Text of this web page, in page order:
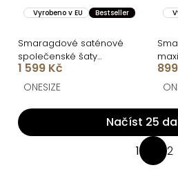
Vyrobeno v EU Bestseller
Smaragdové saténové
společenské šaty
SYCHAEUS bez ramínek
1 599 Kč
ONESIZE
O
v
Načíst 25
1 2